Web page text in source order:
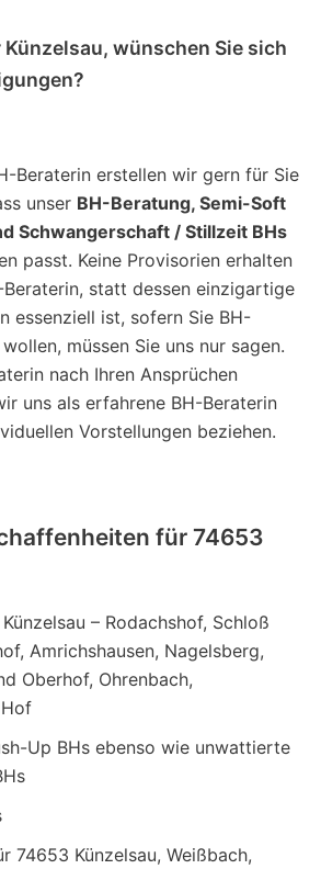
wünschen Sie sich
Beraterin erstellen wir gern für Sie
unser BH-Beratung, Semi-Soft
Schwangerschaft / Stillzeit BHs
passt. Keine Provisorien erhalten
Beraterin, statt dessen einzigartige
essenziell ist, sofern Sie BH-
müssen Sie uns nur sagen.
nach Ihren Ansprüchen
uns als erfahrene BH-Beraterin
Vorstellungen beziehen.
für 74653
– Rodachshof, Schloß
Amrichshausen, Nagelsberg,
Oberhof, Ohrenbach,
Up BHs ebenso wie unwattierte
74653 Künzelsau, Weißbach,